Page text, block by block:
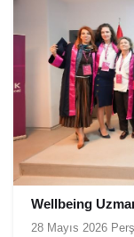
Wellbeing
28 Mayıs 2026